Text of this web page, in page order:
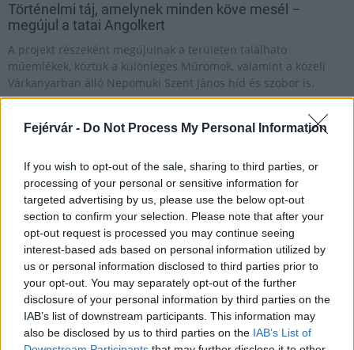
Fejérvár - Do Not Process My Personal Information
If you wish to opt-out of the sale, sharing to third parties, or
processing of your personal or sensitive information for
targeted advertising by us, please use the below opt-out
section to confirm your selection. Please note that after your
opt-out request is processed you may continue seeing
interest-based ads based on personal information utilized by
us or personal information disclosed to third parties prior to
your opt-out. You may separately opt-out of the further
disclosure of your personal information by third parties on the
IAB’s list of downstream participants. This information may
also be disclosed by us to third parties on the IAB’s List of
Történelmi táj, amelynek minden köve mesél –
megújul a tatai Angolkert
A projekt részeként megújulnak a területen található
műemlékek, köztük a különleges Műromok, valamint a közeli
Várkanyarban álló Nepomuki Szent János híd és szobor is.
M1 bővítés: már zajlik a teljesen új
Bicske Kelet csomópont építése
Új gyalogosátkelők és jelzőlámpás
csomópont épül Angyalföldön
Másfélszeresére bővítik
Hódmezővásárhely jó hírű református
iskoláját